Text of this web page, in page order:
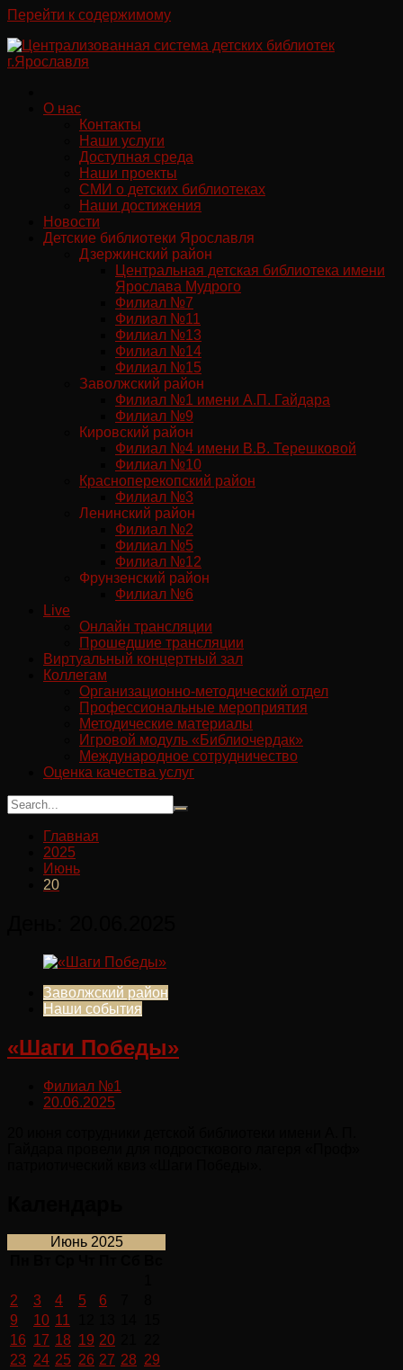
Перейти к содержимому
О нас
Контакты
Наши услуги
Доступная среда
Наши проекты
СМИ о детских библиотеках
Наши достижения
Новости
Детские библиотеки Ярославля
Дзержинский район
Центральная детская библиотека имени
Ярослава Мудрого
Филиал №7
Филиал №11
Филиал №13
Филиал №14
Филиал №15
Заволжский район
Филиал №1 имени А.П. Гайдара
Филиал №9
Кировский район
Филиал №4 имени В.В. Терешковой
Филиал №10
Красноперекопский район
Филиал №3
Ленинский район
Филиал №2
Филиал №5
Филиал №12
Фрунзенский район
Филиал №6
Live
Онлайн трансляции
Прошедшие трансляции
Виртуальный концертный зал
Коллегам
Организационно-методический отдел
Профессиональные мероприятия
Методические материалы
Игровой модуль «Библиочердак»
Международное сотрудничество
Оценка качества услуг
Главная
2025
Июнь
20
Заволжский район
Наши события
«Шаги Победы»
Филиал №1
20.06.2025
Июнь 2025
2
3 4 5 6
9
10 11
16 17 18 19 20
23 24 25 26 27 28 29